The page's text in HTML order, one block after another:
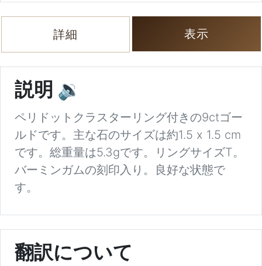
詳細 表示
説明 🔉
ペリドットクラスターリング付きの9ctゴー
ルドです。主な石のサイズは約1.5 x 1.5 cm
です。総重量は5.3gです。リングサイズT。
バーミンガムの刻印入り。良好な状態で
す。
翻訳について